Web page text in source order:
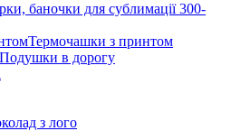
баночки для сублимації 300-
Термочашки з принтом
Подушки в дорогу
з лого